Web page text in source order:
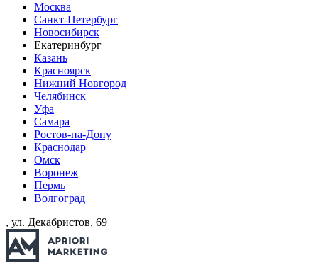
Москва
Санкт-Петербург
Новосибирск
Екатеринбург
Казань
Красноярск
Нижний Новгород
Челябинск
Уфа
Самара
Ростов-на-Дону
Краснодар
Омск
Воронеж
Пермь
Волгоград
, ул. Декабристов, 69